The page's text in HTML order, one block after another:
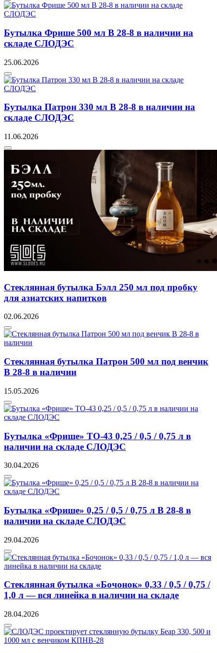
Бутылка Фрише 500 мл B 28-8 в наличии на
складе СЛОДЭС
25.06.2026
Бутылка Патрон 330 мл B 28-8 в наличии на
складе СЛОДЭС
11.06.2026
Стеклянная бутылка Бэлл 250 мл под пробку
для азиатских напитков
02.06.2026
Стеклянная бутылка Патрон 500 мл под венчик
В 28-8 в наличии
15.05.2026
Бутылка «Фрише» ТО-43 0,25 / 0,5 / 0,75 л в
наличии на складе СЛОДЭС
30.04.2026
Бутылка «Фрише» 0,25 / 0,5 / 0,75 л В 28-8 в
наличии на складе СЛОДЭС
29.04.2026
Стеклянная бутылка «Бочонок» 0,33 / 0,5 / 0,75 /
1,0 л — вся линейка в наличии на складе
28.04.2026